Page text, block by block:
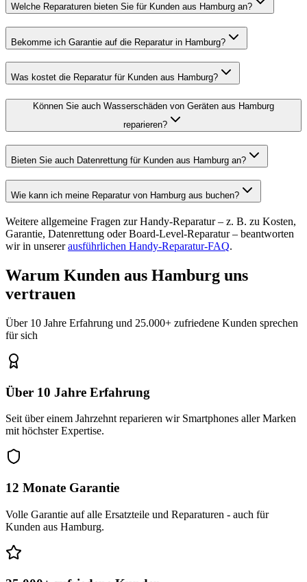
Welche Reparaturen bieten Sie für Kunden aus Hamburg an?
Bekomme ich Garantie auf die Reparatur in Hamburg?
Was kostet die Reparatur für Kunden aus Hamburg?
Können Sie auch Wasserschäden von Geräten aus Hamburg
reparieren?
Bieten Sie auch Datenrettung für Kunden aus Hamburg an?
Wie kann ich meine Reparatur von Hamburg aus buchen?
Weitere allgemeine Fragen zur Handy-Reparatur – z. B. zu Kosten,
Garantie, Datenrettung oder Board-Level-Reparatur – beantworten
wir in unserer ausführlichen Handy-Reparatur-FAQ.
Warum Kunden aus Hamburg uns
vertrauen
Über 10 Jahre Erfahrung und 25.000+ zufriedene Kunden sprechen
für sich
Über 10 Jahre Erfahrung
Seit über einem Jahrzehnt reparieren wir Smartphones aller Marken
mit höchster Expertise.
12 Monate Garantie
Volle Garantie auf alle Ersatzteile und Reparaturen - auch für
Kunden aus Hamburg.